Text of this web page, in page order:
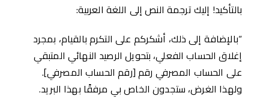
بالتأكيد! إليك ترجمة النص إلى اللغة العربية:
“بالإضافة إلى ذلك، أشكركم على التكرم بالقيام، بمجرد
إغلاق الحساب الفعلي، بتحويل الرصيد النهائي المتبقي
على الحساب المصرفي رقم [رقم الحساب المصرفي].
ولهذا الغرض، ستجدون الخاص بي مرفقًا بهذا البريد.